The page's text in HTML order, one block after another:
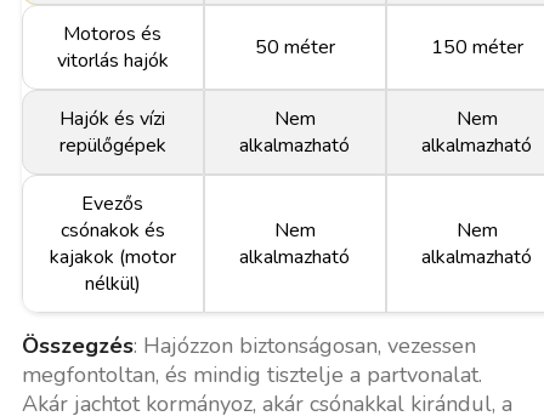
Motoros és
vitorlás hajók
50 méter 150 méter
Hajók és vízi
repülőgépek
Nem
alkalmazható
Nem
alkalmazható
Evezős
csónakok és
kajakok (motor
nélkül)
Nem
alkalmazható
Nem
alkalmazható
Összegzés: Hajózzon biztonságosan, vezessen
megfontoltan, és mindig tisztelje a partvonalat.
Akár jachtot kormányoz, akár csónakkal kirándul, a